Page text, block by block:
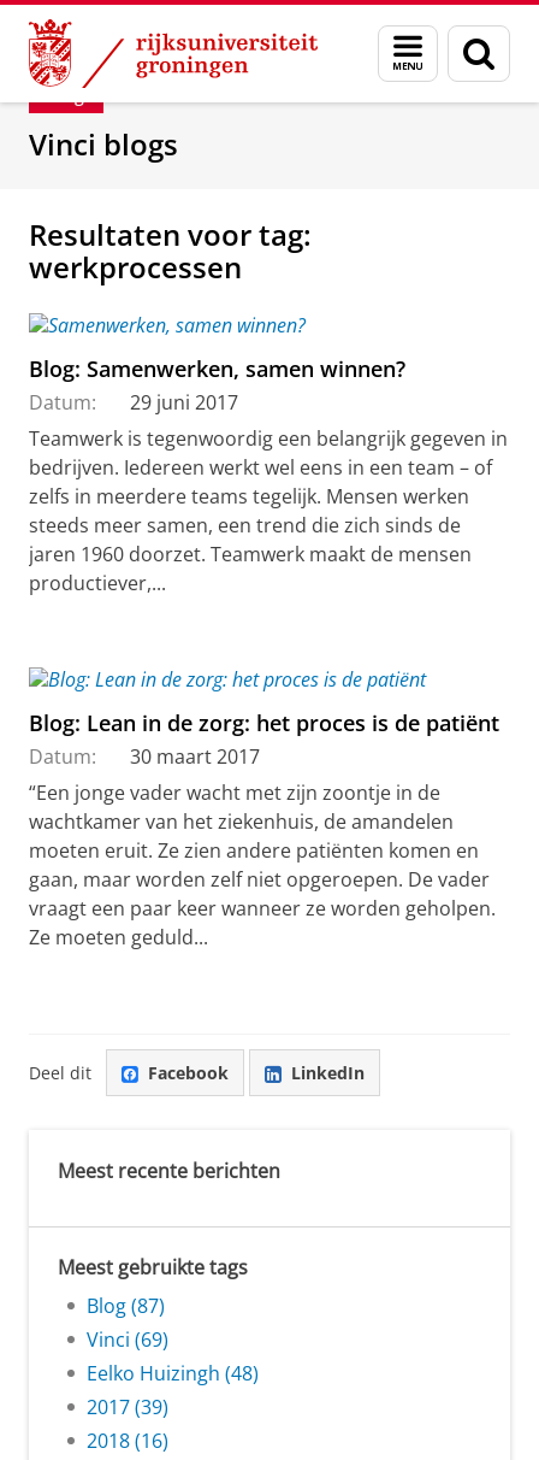
Skip
Content
Skip
Navigation
Menu
en
zoeken
Department of Innovation Management &
Blog
Vinci blogs
Resultaten voor tag:
werkprocessen
Blog: Samenwerken, samen winnen?
Datum:
29 juni 2017
Teamwerk is tegenwoordig een belangrijk gegeven in
bedrijven. Iedereen werkt wel eens in een team – of
zelfs in meerdere teams tegelijk. Mensen werken
steeds meer samen, een trend die zich sinds de
jaren 1960 doorzet. Teamwerk maakt de mensen
productiever,...
Blog: Lean in de zorg: het proces is de patiënt
Datum:
30 maart 2017
“Een jonge vader wacht met zijn zoontje in de
wachtkamer van het ziekenhuis, de amandelen
moeten eruit. Ze zien andere patiënten komen en
gaan, maar worden zelf niet opgeroepen. De vader
vraagt een paar keer wanneer ze worden geholpen.
Ze moeten geduld...
Deel dit Facebook LinkedIn
Meest recente berichten
Meest gebruikte tags
Blog (87)
Vinci (69)
Eelko Huizingh (48)
2017 (39)
2018 (16)